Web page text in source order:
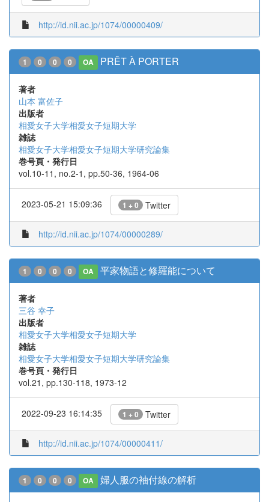
http://id.nii.ac.jp/1074/00000409/
1 0 0 0 OA PRÊT À PORTER
著者
山本 富佐子
出版者
相愛女子大学相愛女子短期大学
雑誌
相愛女子大学相愛女子短期大学研究論集
巻号頁・発行日
vol.10-11, no.2-1, pp.50-36, 1964-06
2023-05-21 15:09:36 1 + 0 Twitter
http://id.nii.ac.jp/1074/00000289/
1 0 0 0 OA 平家物語と修羅能について
著者
三谷 幸子
出版者
相愛女子大学相愛女子短期大学
雑誌
相愛女子大学相愛女子短期大学研究論集
巻号頁・発行日
vol.21, pp.130-118, 1973-12
2022-09-23 16:14:35 1 + 0 Twitter
http://id.nii.ac.jp/1074/00000411/
1 0 0 0 OA 婦人服の袖付線の解析